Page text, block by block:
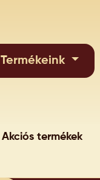
Termékeink
Akciós termékek